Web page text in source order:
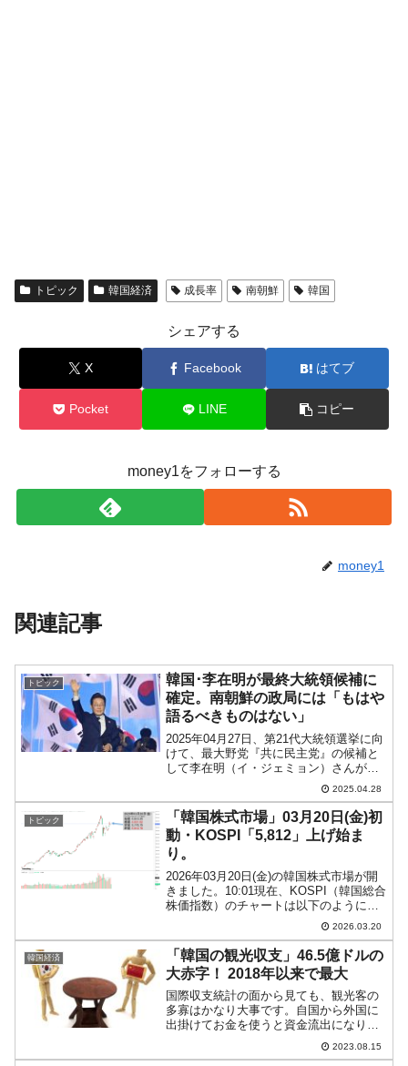
トピック 韓国経済 成長率 南朝鮮 韓国
シェアする
X Facebook はてブ
Pocket LINE コピー
money1をフォローする
money1
関連記事
トピック
韓国･李在明が最終大統領候補に
確定。南朝鮮の政局には「もはや
語るべきものはない」
2025年04月27日、第21代大統領選挙に向
けて、最大野党『共に民主党』の候補と
して李在明（イ・ジェミョン）さんが選
ばれました。↑韓国京畿道高陽市の国際展
示場で統一候補に選任された李在明
（イ・ジェミョン）さん。なんだか「ハ
イル」的な写真が...
2025.04.28
トピック
「韓国株式市場」03月20日(金)初
動・KOSPI「5,812」上げ始ま
り。
2026年03月20日(金)の韓国株式市場が開
きました。10:01現在、KOSPI（韓国総合
株価指数）のチャートは以下のようにな
『Investing.com』より引用）。一応小さ
くギャップアップして始まりました。
KOS...
2026.03.20
韓国経済
「韓国の観光収支」46.5億ドルの
大赤字！ 2018年以来で最大
国際収支統計の面から見ても、観光客の
多寡はかなり大事です。自国から外国に
出掛けてお金を使うと資金流出になりま
すし、外国人が自国に来てお金を使う
と、資金流入になります。この資金流入
2023.08.15